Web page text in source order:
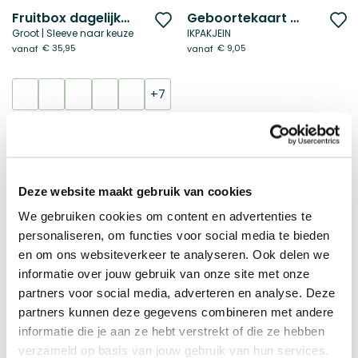
Deze website maakt gebruik van cookies
We gebruiken cookies om content en advertenties te
personaliseren, om functies voor social media te bieden
en om ons websiteverkeer te analyseren. Ook delen we
informatie over jouw gebruik van onze site met onze
partners voor social media, adverteren en analyse. Deze
partners kunnen deze gegevens combineren met andere
informatie die je aan ze hebt verstrekt of die ze hebben
verzameld op basis van jouw gebruik van hun services.
Fruitbox dagelijkse verzorging
Groot | Sleeve naar keuze
vanaf € 35,95
Voeg
toe
aan
+7
Geboortekaart met houder | Hout
IKPAKJEIN
vanaf € 9,05
Zeepblok Abrikoos
Gepersonaliseerd
vanaf
€ 13,40
Voeg
toe
aan
Duurzame keuze
Nijntje & Rituals | Klein
Kraamcadeau pakket
vanaf € 40,95